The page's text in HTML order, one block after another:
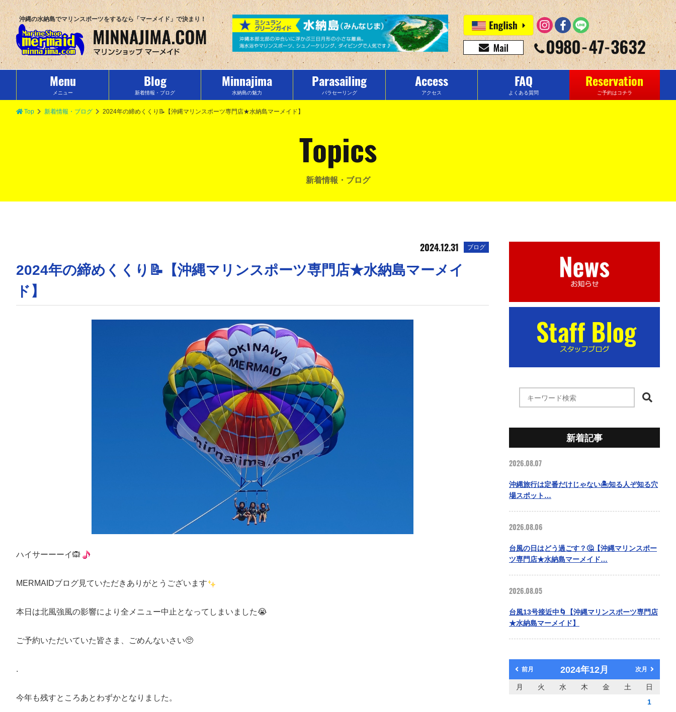
沖縄の水納島でマリンスポーツをするなら「マーメイド」で決まり！
Menu
メニュー
Blog
新着情報・ブログ
Minnajima
水納島の魅力
Parasailing
パラセーリング
Access
アクセス
FAQ
よくある質問
Reservation
ご予約はコチラ
Top 新着情報・ブログ 2024年の締めくくり📝【沖縄マリンスポーツ専門店★水納島マーメイド】
Topics
新着情報・ブログ
2024.12.31 ブログ
2024年の締めくくり📝【沖縄マリンスポーツ専門店★水納島マーメイ
ド】
ハイサーーーイ🙉
MERMAIDブログ見ていただきありがとうございます
本日は北風強風の影響により全メニュー中止となってしまいました😭
ご予約いただいていた皆さま、ごめんないさい🥺
.
今年も残すところあとわずかとなりました。
新着記事
2026.08.07
沖縄旅行は定番だけじゃない🏝️知る人ぞ知る穴
場スポット…
2026.08.06
台風の日はどう過ごす？🤔【沖縄マリンスポー
ツ専門店★水納島マーメイド…
2026.08.05
台風13号接近中🌀【沖縄マリンスポーツ専門店
★水納島マーメイド】
前月 2024年12月 次月
月 火 水 木 金 土
日
1